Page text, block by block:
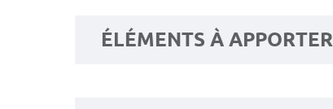
ÉLÉMENTS À APPORTER